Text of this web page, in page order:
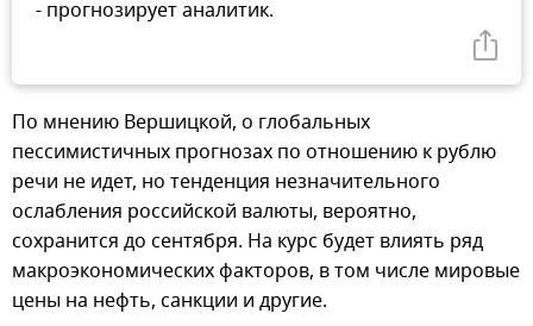
- прогнозирует аналитик.
По мнению Вершицкой, о глобальных
пессимистичных прогнозах по отношению к рублю
речи не идет, но тенденция незначительного
ослабления российской валюты, вероятно,
сохранится до сентября. На курс будет влиять ряд
макроэкономических факторов, в том числе мировые
цены на нефть, санкции и другие.